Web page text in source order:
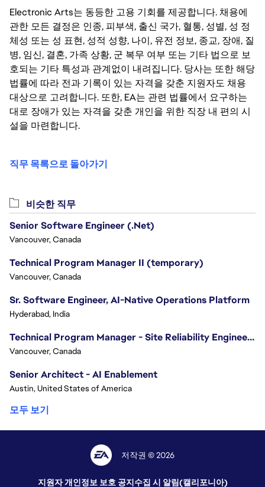
Electronic Arts는 동등한 고용 기회를 제공합니다. 채용에
관한 모든 결정은 인종, 피부색, 출신 국가, 혈통, 성별, 성 정
체성 또는 성 표현, 성적 성향, 나이, 유전 정보, 종교, 장애, 질
병, 임신, 결혼, 가족 상황, 군 복무 여부 또는 기타 법으로 보
호되는 기타 특성과 관계없이 내려집니다. 당사는 또한 해당
법률에 따라 전과 기록이 있는 자격을 갖춘 지원자도 채용
대상으로 고려합니다. 또한, EA는 관련 법률에서 요구하는
대로 장애가 있는 자격을 갖춘 개인을 위한 직장 내 편의 시
설을 마련합니다.
직무 목록으로 돌아가기
비슷한 직무
Senior Software Engineer (.Net)
Vancouver, Canada
Technical Program Manager II (temporary)
Vancouver, Canada
Sr. Software Engineer, AI-Native Operations Platform
Hyderabad, India
Technical Program Manager - Site Reliability Engineering (SRE)
Vancouver, Canada
Senior Architect - AI Enablement
Austin, United States of America
모두 보기
저작권 © 2026
지원자 개인정보 보호 공지수집 시 알림(캘리포니아)